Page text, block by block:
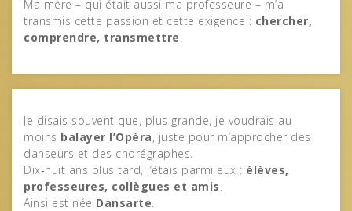
Ma mère – qui était aussi ma professeure – m’a
transmis cette passion et cette exigence : chercher,
comprendre, transmettre
Je disais souvent que, plus grande, je voudrais au
moins balayer l’Opéra, juste pour m’approcher des
danseurs et des chorégraphes.
Dix‑huit ans plus tard, j’étais parmi eux : élèves,
professeures, collègues et amis
Ainsi est née Dansarte